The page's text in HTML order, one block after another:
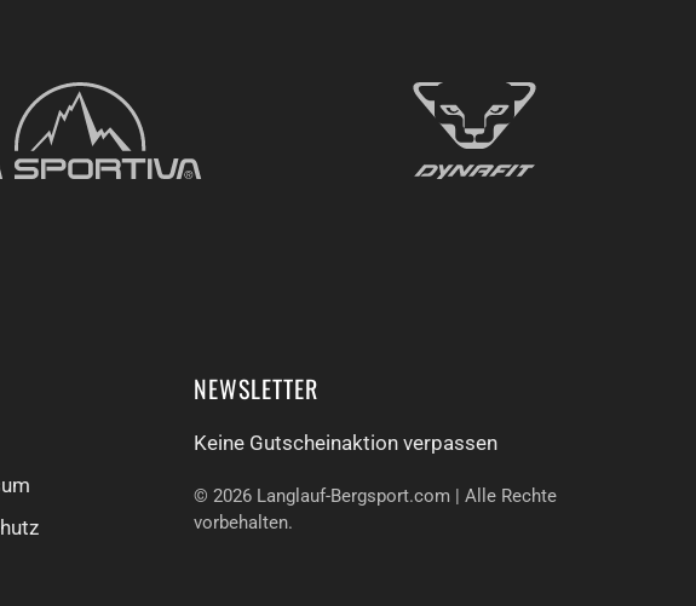
NEWSLETTER
Keine Gutschein­aktion verpassen
©2026 Langlauf-Bergsport.com | Alle Rechte
vorbehalten.